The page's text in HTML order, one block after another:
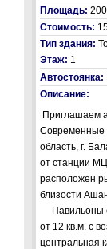
Площадь:
Стоимость:
Тип здания:
Этаж: 1
Автостоянка:
Описание:
Приглашаем
Современные
область, г.
от станции
расположен
близости
Павильоны
от 12 кв.м. с
центральная